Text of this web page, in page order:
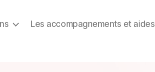
Les accompagnements et aides